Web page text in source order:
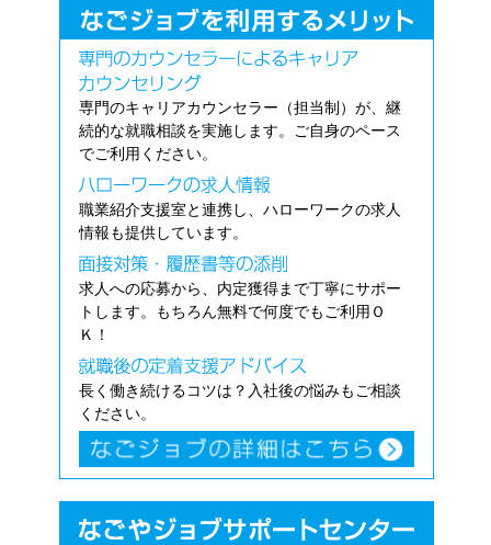
専門のキャリアカウンセラー（担当制）が、継
続的な就職相談を実施します。ご自身のペース
でご利用ください。
職業紹介支援室と連携し、ハローワークの求人
情報も提供しています。
求人への応募から、内定獲得まで丁寧にサポー
トします。もちろん無料で何度でもご利用Ｏ
Ｋ！
長く働き続けるコツは？入社後の悩みもご相談
ください。